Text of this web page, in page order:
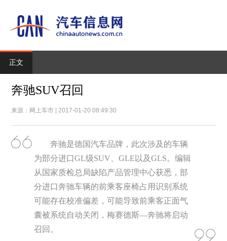
正文
奔驰SUV召回
来源：网上车市 | 2017-01-20 08:49:30
奔驰是德国汽车品牌，此次涉及的车辆
为部分进口GL级SUV、GLE以及GLS。编辑
从国家质检总局缺陷产品管理中心获悉，部
分进口奔驰车辆的前乘客座椅占用识别系统
可能存在校准偏差，可能导致前乘客正面气
囊被系统自动关闭，梅赛德斯—奔驰将启动
召回。